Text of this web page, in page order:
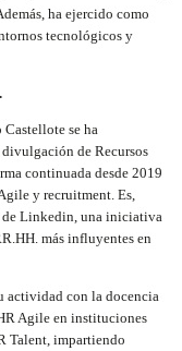
ha ejercido como
tecnológicos y
se ha
de Recursos
continuada desde 2019
y recruitment. Es,
de Linkedin, una iniciativa
más influyentes en
actividad con la docencia
Agile en instituciones
Talent, impartiendo